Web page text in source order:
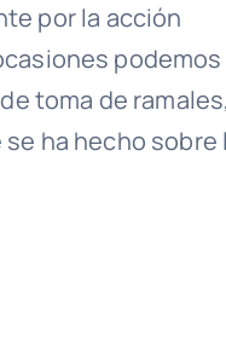
por la acción
podemos
toma de ramales,
ha hecho sobre